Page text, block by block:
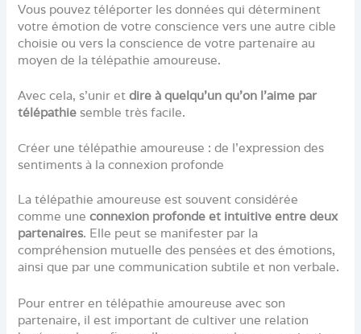
Vous pouvez téléporter les données qui déterminent
votre émotion de votre conscience vers une autre cible
choisie ou vers la conscience de votre partenaire au
moyen de la télépathie amoureuse.
Avec cela, s’unir etdire à quelqu’un qu’on l’aime par
télépathie semble très facile.
Créer une télépathie amoureuse : de l’expression des
sentiments à la connexion profonde
La télépathie amoureuse est souvent considérée
comme uneconnexion profonde et intuitive entre deux
partenaires. Elle peut se manifester par la
compréhension mutuelle des pensées et des émotions,
ainsi que par une communication subtile et non verbale.
Pour entrer en télépathie amoureuse avec son
partenaire, il est important de cultiver une relation